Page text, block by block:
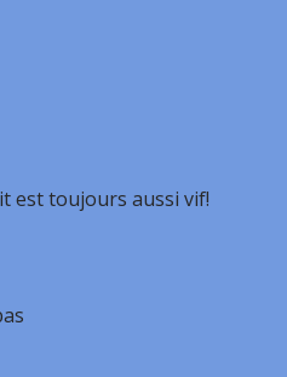
est toujours aussi vif!